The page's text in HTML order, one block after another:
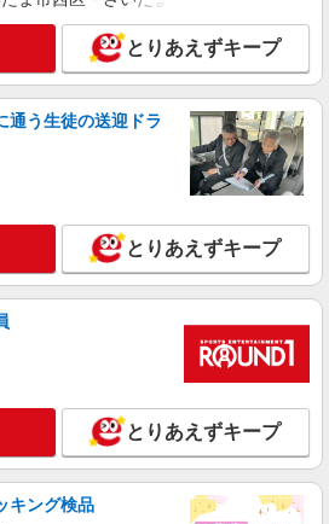
パー
ーーーーーーー 【資格取得
＊日曜祝日：時給1,820円〜 ーーーーーーー
パー
保加入者）の場合は時給1,850円 ＊日曜
・2級）】 時給1,720円 ◎週20時間
（社保加入者）の場合は時給1,770円 ＊
2,020円〜 ◎身体介助、生活援助
◎キャンセル手当：職務時給の60％支給
詳細を見る
とりあえずキープ
通う生徒の送迎ドラ
とりあえずキープ
とりあえずキープ
キング検品